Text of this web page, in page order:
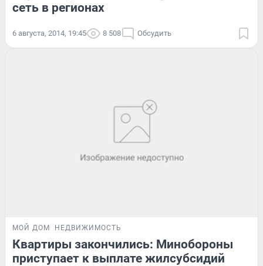
сеть в регионах
6 августа, 2014, 19:45 8 508 Обсудить
МОЙ ДОМ НЕДВИЖИМОСТЬ
Квартиры закончились: Минобороны
приступает к выплате жилсубсидий